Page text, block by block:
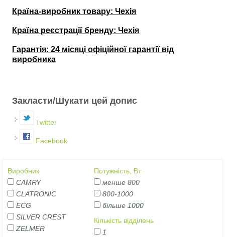
Країна-виробник товару: Чехія
Країна реєстрації бренду: Чехія
Гарантія: 24 місяці офіційної гарантії від
виробника
Закласти/Шукати цей допис
Twitter
Facebook
Виробник
CAMRY
CLATRONIC
ECG
SILVER CREST
ZELMER
Потужність, Вт
менше 800
800-1000
більше 1000
Кількість відділень
1